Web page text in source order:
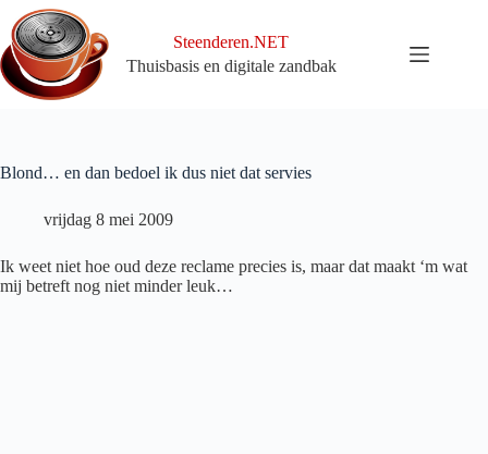
naar
de
inhoud
Steenderen.NET
Thuisbasis en digitale zandbak
Blond… en dan bedoel ik dus niet dat servies
vrijdag 8 mei 2009
Ik weet niet hoe oud deze reclame precies is, maar dat maakt ‘m wat
mij betreft nog niet minder leuk…